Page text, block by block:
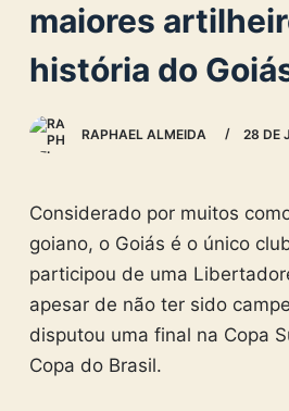
o
e
maiores
história do
RAPHAEL ALMEIDA 28 DE
Considerado por muitos
goiano, o Goiás é o único
participou de uma
apesar de não ter sido
disputou uma final na Copa
Copa do Brasil.